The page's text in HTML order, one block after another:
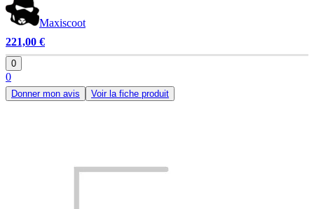
Maxiscoot
221,00 €
0
0
Donner mon avis Voir la fiche produit